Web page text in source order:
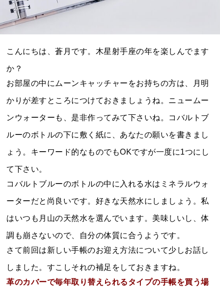
こんにちは、蒼月です。木星射手座の年を楽しんでます
か？
お部屋の中にムーンキャッチャーをお持ちの方は、月明
かりが差すところにつけておきましょうね。ニュームー
ンウォーターも、是非作ってみて下さいね。コバルトブ
ルーのボトルの下に敷く紙に、あなたの願いを書きまし
ょう。キーワード的なものでもOKですが一度に1つにし
て下さい。
コバルトブルーのボトルの中に入れる水はミネラルウォ
ーターだと尚良いです。好きな天然水にしましょう。私
はいつも月山の天然水を選んでいます。美味しいし、体
調も崩さないので、自分の体質に合うようです。
さて前回は新しい手帳のお迎え方法について少しお話し
しました。すこしそれの補足をしておきますね。
革のカバーで毎年取り替えられるタイプの手帳を買う場